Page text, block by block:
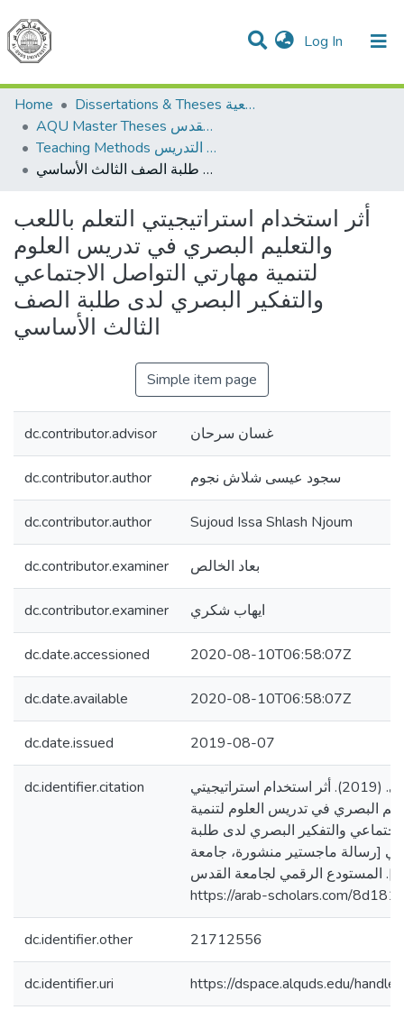
Log In (current)
Communities & Collections
All of DSpace
Home
Dissertations & Theses الرسائل الجامعية
AQU Master Theses الرسائل الجامعية الخاصة بجامعة القدس
Teaching Methods أساليب التدريس
أثر استخدام استراتيجيتي التعلم باللعب والتعليم البصري في تدريس العلوم لتنمية مهارتي التواصل الاجتماعي والتفكير البصري لدى طلبة الصف الثالث الأساسي
أثر استخدام استراتيجيتي التعلم باللعب
والتعليم البصري في تدريس العلوم
لتنمية مهارتي التواصل الاجتماعي
والتفكير البصري لدى طلبة الصف
الثالث الأساسي
Simple item page
dc.contributor.advisor غسان سرحان
dc.contributor.author سجود عيسى شلاش نجوم
dc.contributor.author Sujoud Issa Shlash Njoum
dc.contributor.examiner بعاد الخالص
dc.contributor.examiner ايهاب شكري
dc.date.accessioned 2020-08-10T06:58:07Z
dc.date.available 2020-08-10T06:58:07Z
dc.date.issued 2019-08-07
dc.identifier.citation
نجوم، سجود عيسى. (2019). أثر استخدام استراتيجيتي
البصري في تدريس العلوم لتنمية
والتفكير البصري لدى طلبة
[رسالة ماجستير منشورة، جامعة
المستودع الرقمي لجامعة القدس.
https://arab-scholars.com/
dc.identifier.other 21712556
dc.identifier.uri https://dspace.alquds.edu/